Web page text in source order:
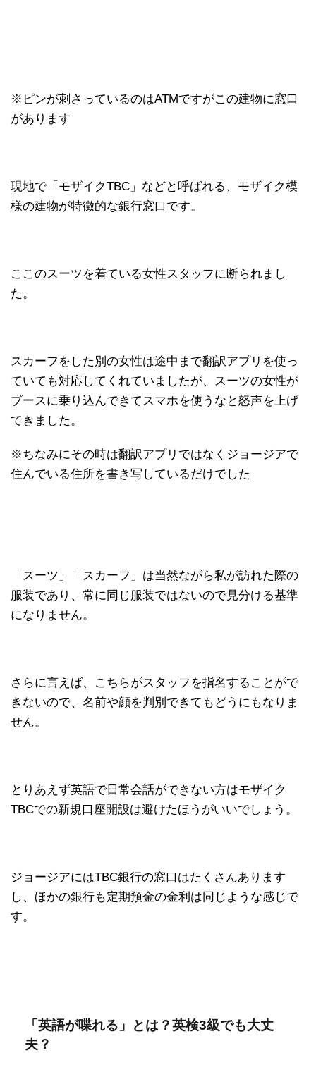
※ピンが刺さっているのはATMですがこの建物に窓口
があります
現地で「モザイクTBC」などと呼ばれる、モザイク模
様の建物が特徴的な銀行窓口です。
ここのスーツを着ている女性スタッフに断られまし
た。
スカーフをした別の女性は途中まで翻訳アプリを使っ
ていても対応してくれていましたが、スーツの女性が
ブースに乗り込んできてスマホを使うなと怒声を上げ
てきました。
※ちなみにその時は翻訳アプリではなくジョージアで
住んでいる住所を書き写しているだけでした
「スーツ」「スカーフ」は当然ながら私が訪れた際の
服装であり、常に同じ服装ではないので見分ける基準
になりません。
さらに言えば、こちらがスタッフを指名することがで
きないので、名前や顔を判別できてもどうにもなりま
せん。
とりあえず英語で日常会話ができない方はモザイク
TBCでの新規口座開設は避けたほうがいいでしょう。
ジョージアにはTBC銀行の窓口はたくさんあります
し、ほかの銀行も定期預金の金利は同じような感じで
す。
「英語が喋れる」とは？英検3級でも大丈
夫？